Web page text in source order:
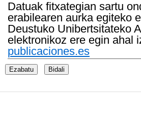
Datuak fitxategian sartu
erabilearen aurka egiteko
Deustuko Unibertsitateko
elektronikoz ere egin ahal
publicaciones.es
Ezabatu Bidali